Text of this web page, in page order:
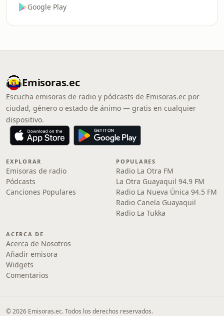
Google Play
Emisoras.ec
Escucha emisoras de radio y pódcasts de Emisoras.ec por
ciudad, género o estado de ánimo — gratis en cualquier
dispositivo.
EXPLORAR
Emisoras de radio
Pódcasts
Canciones Populares
POPULARES
Radio La Otra FM
La Otra Guayaquil 94.9 FM
Radio La Nueva Única 94.5 FM
Radio Canela Guayaquil
Radio La Tukka
ACERCA DE
Acerca de Nosotros
Añadir emisora
Widgets
Comentarios
© 2026 Emisoras.ec. Todos los derechos reservados.